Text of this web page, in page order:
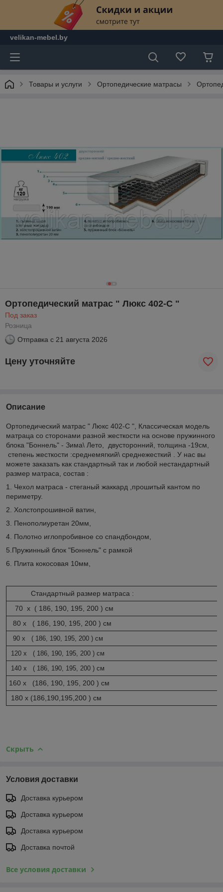
velikan-mebel.by
Товары и услуги Ортопедические матрасы
Ортопедический матрас " Люкс 402-С "
Под заказ
Розница
Отправка с 21 августа 2026
Цену уточняйте
Описание
Ортопедический матрас " Люкс 402-С ", Классическая модель
матраца со сторонами разной жесткости на основе пружинного
блока "Боннель" - Зима\ Лето, двусторонний, толщина -19см,
степень жесткости :среднемягкий\ среднежесткий . У нас вы
можете заказать как стандартный так и любой нестандартный
размер матраса, состав :
1. Чехол матраса - стеганый жаккард ,прошитый кантом по
периметру.
2. Холстопрошивной ватин,
3. Пенополиуретан 20мм,
4. Полотно иглопробивное со спандбондом,
5.Пружинный блок "Боннель" с рамкой
6. Плита кокосовая 10мм,
Стандартный размер матраса :
70 х ( 186, 190, 195, 200 ) см
80 х ( 186, 190, 195, 200 ) см
90 х ( 186, 190, 195, 200 ) см
120 х ( 186, 190, 195, 200 ) см
140 х ( 186, 190, 195, 200 ) см
160 х (186, 190, 195, 200 ) см
180 х (186,190,195,200 ) см
Скрыть
Условия доставки
Доставка курьером
Доставка курьером
Доставка курьером
Доставка почтой
Все условия доставки